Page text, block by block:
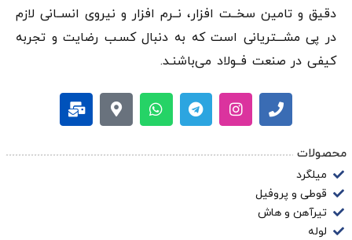
دقيق و تامین سخــت افزار، نــرم افزار و نیروی انســانی لازم
در پی مشـــتریانی است که به دنبال کسـب رضایت و تجربه
کیفی در صنعت فــولاد می‌باشنـد.
محصولات
میلگرد
قوطی و پروفیل
تیرآهن و هاش
لوله